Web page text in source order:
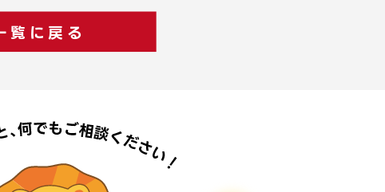
覧に戻る